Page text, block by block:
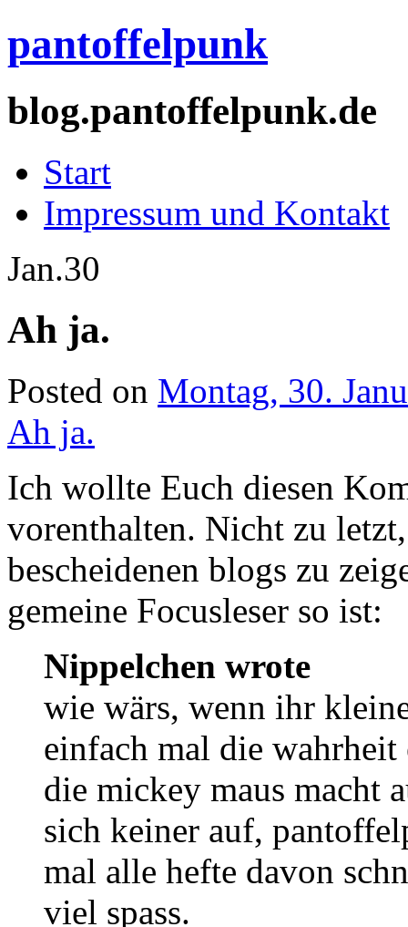
pantoffelpunk
blog.pantoffelpunk.de
Start
Impressum und Kontakt
Jan.30
Ah ja.
Posted on Montag, 30.
Ah ja.
Ich wollte Euch diesen
vorenthalten. Nicht zu
bescheidenen blogs zu
gemeine Focusleser so ist:
Nippelchen wrote
wie wärs, wenn ihr
einfach mal die wahrheit
die mickey maus macht
sich keiner auf,
mal alle hefte davon
viel spass.